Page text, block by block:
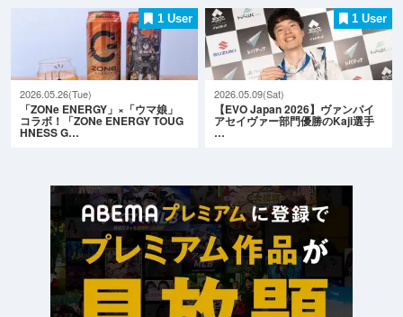
1 User
2026.05.26(Tue)
「ZONe ENERGY」×「ウマ娘」
コラボ！「ZONe ENERGY TOUG
HNESS G…
1 User
2026.05.09(Sat)
【EVO Japan 2026】ヴァンパイ
アセイヴァー部門優勝のKaji選手
…